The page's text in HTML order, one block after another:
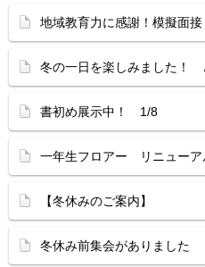
地域教育力に感謝！模擬面
冬の一日を楽しみました
書初め展示中！ 1/8
一年生フロアー リニュー
【冬休みのご案内】
冬休み前集会がありまし